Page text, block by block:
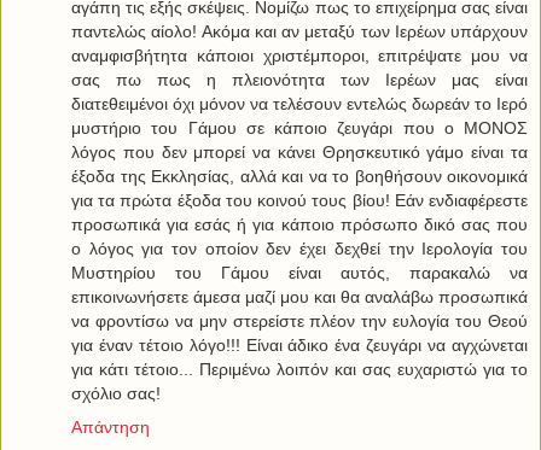
αγάπη τις εξής σκέψεις. Νομίζω πως το επιχείρημα σας είναι
παντελώς αίολο! Ακόμα και αν μεταξύ των Ιερέων υπάρχουν
αναμφισβήτητα κάποιοι χριστέμποροι, επιτρέψατε μου να
σας πω πως η πλειονότητα των Ιερέων μας είναι
διατεθειμένοι όχι μόνον να τελέσουν εντελώς δωρεάν το Ιερό
μυστήριο του Γάμου σε κάποιο ζευγάρι που ο ΜΟΝΟΣ
λόγος που δεν μπορεί να κάνει Θρησκευτικό γάμο είναι τα
έξοδα της Εκκλησίας, αλλά και να το βοηθήσουν οικονομικά
για τα πρώτα έξοδα του κοινού τους βίου! Εάν ενδιαφέρεστε
προσωπικά για εσάς ή για κάποιο πρόσωπο δικό σας που
ο λόγος για τον οποίον δεν έχει δεχθεί την Ιερολογία του
Μυστηρίου του Γάμου είναι αυτός, παρακαλώ να
επικοινωνήσετε άμεσα μαζί μου και θα αναλάβω προσωπικά
να φροντίσω να μην στερείστε πλέον την ευλογία του Θεού
για έναν τέτοιο λόγο!!! Είναι άδικο ένα ζευγάρι να αγχώνεται
για κάτι τέτοιο... Περιμένω λοιπόν και σας ευχαριστώ για το
σχόλιο σας!
Απάντηση